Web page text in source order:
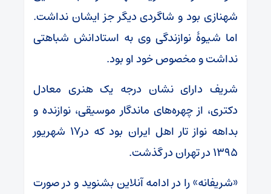
شهنازی بود و شاگردی دیگر جز ایشان نداشت.
اما شیوهٔ نوازندگی وی به استادانش شباهتی
نداشت و مخصوص خود او بود.
شریف دارای نشان درجه یک هنری معادل
دکتری، از چهره‌های ماندگار موسیقی، نوازنده و
بداهه نواز تار اهل ایران بود که در۱۷ شهریور
۱۳۹۵ در تهران در گذشت.
«شریفانه» را در ادامه آنلاین بشنوید و در صورت